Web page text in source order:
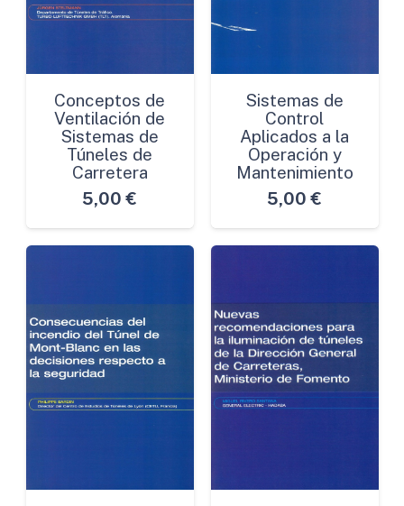
Conceptos de
Ventilación de
Sistemas de
Túneles de
Carretera
5,00 €
Sistemas de
Control
Aplicados a la
Operación y
Mantenimiento
5,00 €